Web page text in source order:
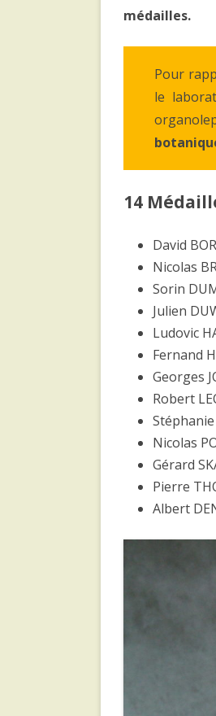
médailles.
Pour
le
14
David
Nicolas
Sorin
Julien
Ludovic
Fernand
Georges
Robert
Nicolas
Gérard
Pierre
Albert